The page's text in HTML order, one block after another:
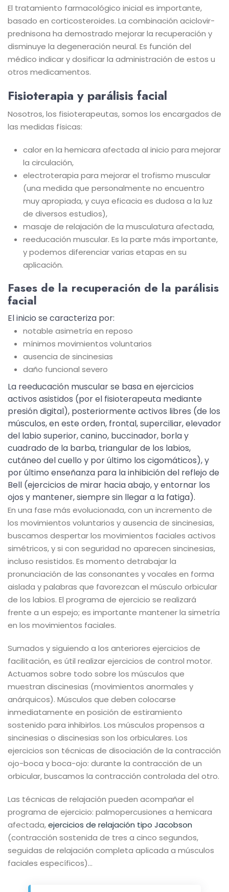
El tratamiento farmacológico inicial es importante,
basado en corticosteroides. La combinación aciclovir-
prednisona ha demostrado mejorar la recuperación y
disminuye la degeneración neural. Es función del
médico indicar y dosificar la administración de estos u
otros medicamentos.
Fisioterapia y parálisis facial
Nosotros, los fisioterapeutas, somos los encargados de
las medidas físicas:
calor en la hemicara afectada al inicio para mejorar
la circulación,
electroterapia para mejorar el trofismo muscular
(una medida que personalmente no encuentro
muy apropiada, y cuya eficacia es dudosa a la luz
de diversos estudios),
masaje de relajación de la musculatura afectada,
reeducación muscular. Es la parte más importante,
y podemos diferenciar varias etapas en su
aplicación.
Fases de la recuperación de la parálisis
facial
El inicio se caracteriza por:
notable asimetría en reposo
mínimos movimientos voluntarios
ausencia de sincinesias
daño funcional severo
La reeducación muscular se basa en ejercicios
activos asistidos (por el fisioterapeuta mediante
presión digital), posteriormente activos libres (de los
músculos, en este orden, frontal, superciliar, elevador
del labio superior, canino, buccinador, borla y
cuadrado de la barba, triangular de los labios,
cutáneo del cuello y por último los cigomáticos), y
por último enseñanza para la inhibición del reflejo de
Bell (ejercicios de mirar hacia abajo, y entornar los
ojos y mantener, siempre sin llegar a la fatiga).
En una fase más evolucionada, con un incremento de
los movimientos voluntarios y ausencia de sincinesias,
buscamos despertar los movimientos faciales activos
simétricos, y si con seguridad no aparecen sincinesias,
incluso resistidos. Es momento detrabajar la
pronunciación de las consonantes y vocales en forma
aislada y palabras que favorezcan el músculo orbicular
de los labios. El programa de ejercicio se realizará
frente a un espejo; es importante mantener la simetría
en los movimientos faciales.
Sumados y siguiendo a los anteriores ejercicios de
facilitación, es útil realizar ejercicios de control motor.
Actuamos sobre todo sobre los músculos que
muestran discinesias (movimientos anormales y
anárquicos). Músculos que deben colocarse
inmediatamente en posición de estiramiento
sostenido para inhibirlos. Los músculos propensos a
sincinesias o discinesias son los orbiculares. Los
ejercicios son técnicas de disociación de la contracción
ojo-boca y boca-ojo: durante la contracción de un
orbicular, buscamos la contracción controlada del otro.
Las técnicas de relajación pueden acompañar el
programa de ejercicio: palmopercusiones a hemicara
afectada,ejercicios de relajación tipo Jacobson
(contracción sostenida de tres a cinco segundos,
seguidas de relajación completa aplicada a músculos
faciales específicos)…